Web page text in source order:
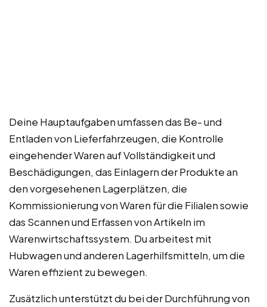
Deine Hauptaufgaben umfassen das Be- und
Entladen von Lieferfahrzeugen, die Kontrolle
eingehender Waren auf Vollständigkeit und
Beschädigungen, das Einlagern der Produkte an
den vorgesehenen Lagerplätzen, die
Kommissionierung von Waren für die Filialen sowie
das Scannen und Erfassen von Artikeln im
Warenwirtschaftssystem. Du arbeitest mit
Hubwagen und anderen Lagerhilfsmitteln, um die
Waren effizient zu bewegen.
Zusätzlich unterstützt du bei der Durchführung von